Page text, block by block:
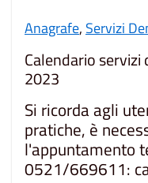
Anagrafe, Servizi
Calendario
2023
Si ricorda agli
pratiche, è
l'appuntamento
0521/669611: